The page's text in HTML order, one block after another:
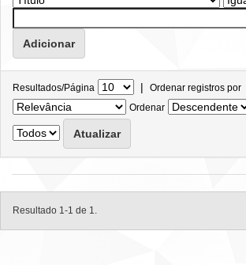
Resultados/Página | Ordenar registros por
Ordenar
Resultado 1-1 de 1.